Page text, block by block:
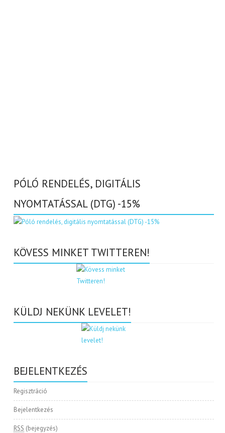
PÓLÓ RENDELÉS, DIGITÁLIS
NYOMTATÁSSAL (DTG) -15%
KÖVESS MINKET TWITTEREN!
KÜLDJ NEKÜNK LEVELET!
BEJELENTKEZÉS
Regisztráció
Bejelentkezés
RSS (bejegyzés)